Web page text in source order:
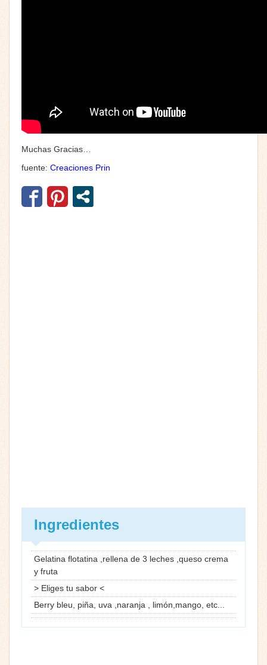
Muchas Gracias…
fuente: Creaciones Prin
Ingredientes
Gelatina flotatina ,rellena de 3 leches ,queso crema
y fruta
> Eliges tu sabor <
Berry bleu, piña, uva ,naranja , limón,mango, etc...